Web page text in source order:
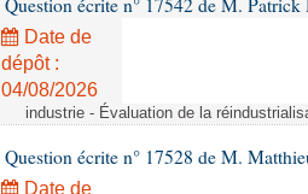
Question écrite n° 17542 de M. Patrick
Date de
dépôt :
04/08/2026
industrie - Évaluation de la
Question écrite n° 17528 de M.
Date de